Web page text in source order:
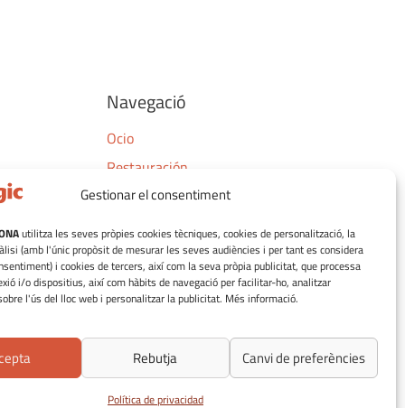
Gestionar el consentiment
utilitza les seves pròpies cookies tècniques, cookies de personalització, la
(amb l'únic propòsit de mesurar les seves audiències i per tant es considera
i cookies de tercers, així com la seva pròpia publicitat, que processa
i/o dispositius, així com hàbits de navegació per facilitar-ho, analitzar
l'ús del lloc web i personalitzar la publicitat. Més informació.
Rebutja Canvi de preferències
Política de privacidad
Navegació
Ocio
Restauración
Tiendas
Plano de Tiendas